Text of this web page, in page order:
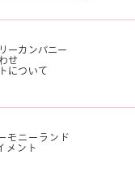
ーカンパニー
せ
について
モニーランド
メント